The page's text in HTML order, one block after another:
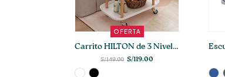
Escurridor de Platos con Drenaje VIRGILIO
S/36.00